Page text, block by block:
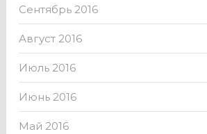
Сентябрь 2016
Август 2016
Июль 2016
Июнь 2016
Май 2016